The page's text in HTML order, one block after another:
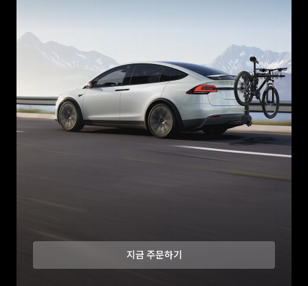
지금 주문하기